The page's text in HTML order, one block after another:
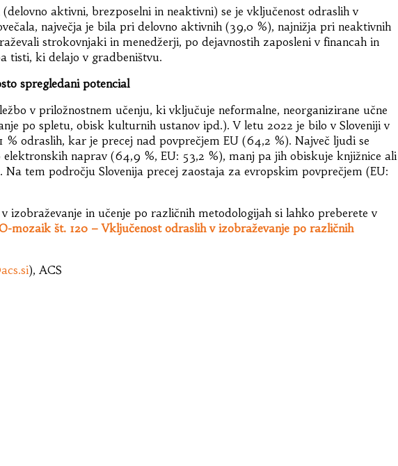
aktivni, brezposelni in neaktivni) se je vključenost odraslih v
največja je bila pri delovno aktivnih (39,0 %), najnižja pri neaktivnih
strokovnjaki in menedžerji, po dejavnostih zaposleni v financah in
tisti, ki delajo v gradbeništvu.
spregledani potencial
v priložnostnem učenju, ki vključuje neformalne, neorganizirane učne
po spletu, obisk kulturnih ustanov ipd.). V letu 2022 je bilo v Sloveniji v
% odraslih, kar je precej nad povprečjem EU (64,2 %). Največ ljudi se
elektronskih naprav (64,9 %, EU: 53,2 %), manj pa jih obiskuje knjižnice ali
tem področju Slovenija precej zaostaja za evropskim povprečjem (EU:
izobraževanje in učenje po različnih metodologijah si lahko preberete v
mozaik št. 120 – Vključenost odraslih v izobraževanje po različnih
), ACS